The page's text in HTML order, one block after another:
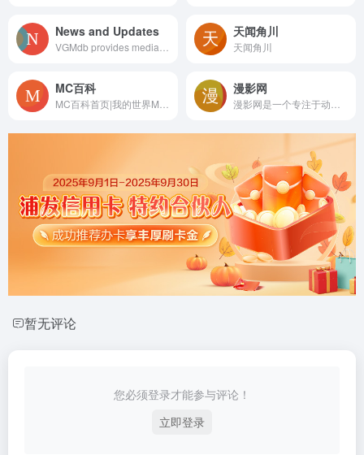
News and Updates 天闻角川
天闻角川
MC百科 漫影网
暂无评论
您必须登录才能参与评论！
立即登录